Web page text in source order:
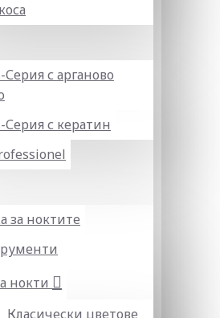
Серия с арганово
Серия с кератин
за ноктите
нокти
Класически цветове